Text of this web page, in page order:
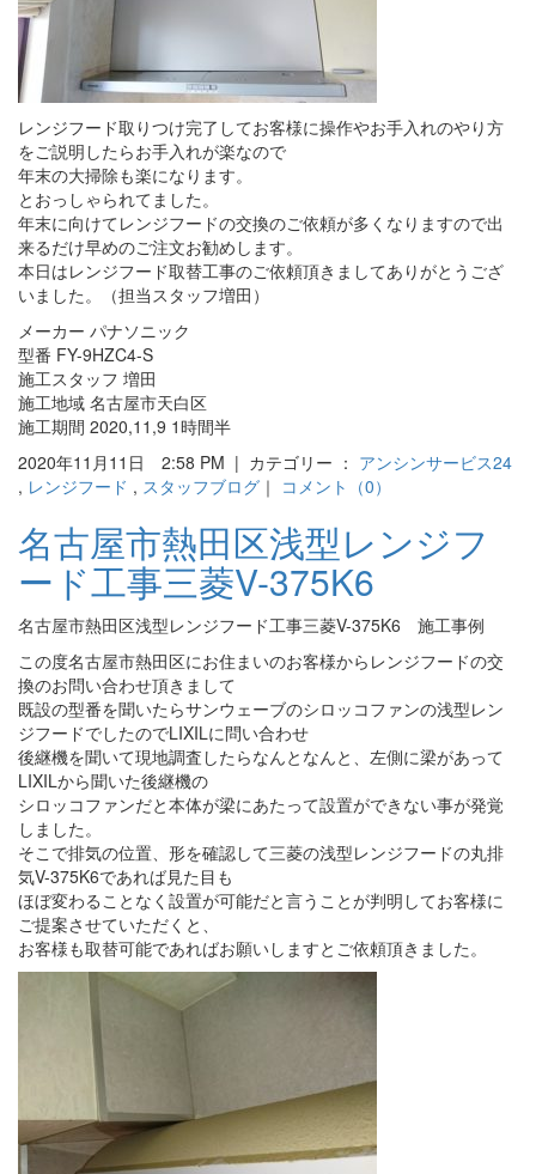
レンジフード取りつけ完了してお客様に操作やお手入れのやり方
をご説明したらお手入れが楽なので
年末の大掃除も楽になります。
とおっしゃられてました。
年末に向けてレンジフードの交換のご依頼が多くなりますので出
来るだけ早めのご注文お勧めします。
本日はレンジフード取替工事のご依頼頂きましてありがとうござ
いました。（担当スタッフ増田）
メーカー パナソニック
型番 FY-9HZC4-S
施工スタッフ 増田
施工地域 名古屋市天白区
施工期間 2020,11,9 1時間半
2020年11月11日 2:58 PM | カテゴリー ： アンシンサービス24
, レンジフード , スタッフブログ ｜ コメント（0）
名古屋市熱田区浅型レンジフ
ード工事三菱V-375K6
名古屋市熱田区浅型レンジフード工事三菱V-375K6 施工事例
この度名古屋市熱田区にお住まいのお客様からレンジフードの交
換のお問い合わせ頂きまして
既設の型番を聞いたらサンウェーブのシロッコファンの浅型レン
ジフードでしたのでLIXILに問い合わせ
後継機を聞いて現地調査したらなんとなんと、左側に梁があって
LIXILから聞いた後継機の
シロッコファンだと本体が梁にあたって設置ができない事が発覚
しました。
そこで排気の位置、形を確認して三菱の浅型レンジフードの丸排
気V-375K6であれば見た目も
ほぼ変わることなく設置が可能だと言うことが判明してお客様に
ご提案させていただくと、
お客様も取替可能であればお願いしますとご依頼頂きました。